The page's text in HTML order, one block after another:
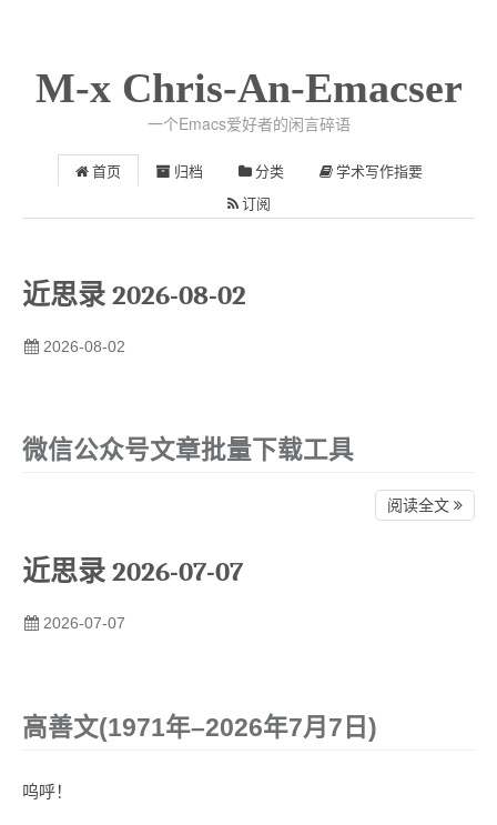
M-x Chris-An-Emacser
一个Emacs爱好者的闲言碎语
首页 归档 分类 学术写作指要
订阅
近思录 2026-08-02
2026-08-02
微信公众号文章批量下载工具
阅读全文
近思录 2026-07-07
2026-07-07
高善文(1971年–2026年7月7日)
呜呼！